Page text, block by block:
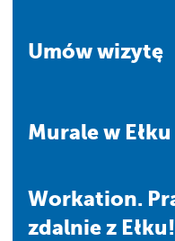
Umów wizytę
Murale w Ełku
Workation. Pracuj
zdalnie z Ełku!